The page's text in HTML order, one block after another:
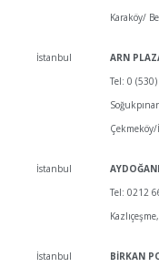
Karaköy/
İstanbul
ARN
Tel: 0
İstanbul
Tel: 0212
İstanbul
BİRKAN